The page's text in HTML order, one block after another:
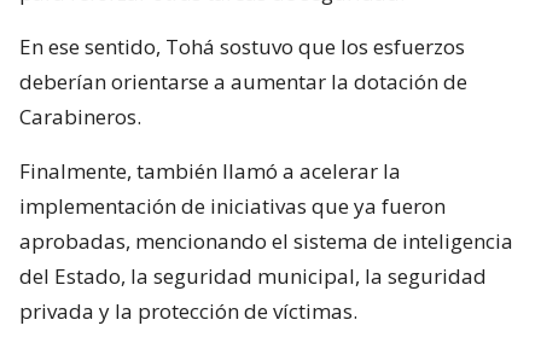
En ese sentido, Tohá sostuvo que los esfuerzos
deberían orientarse a aumentar la dotación de
Carabineros.
Finalmente, también llamó a acelerar la
implementación de iniciativas que ya fueron
aprobadas, mencionando el sistema de inteligencia
del Estado, la seguridad municipal, la seguridad
privada y la protección de víctimas.